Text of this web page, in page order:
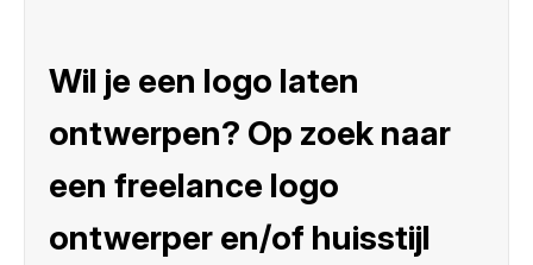
Wil je een logo laten
ontwerpen? Op zoek naar
een freelance logo
ontwerper en/of huisstijl